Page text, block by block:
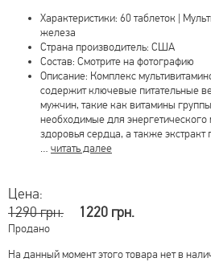
Характеристики: 60 таблеток |
железа
Страна производитель: США
Состав: Смотрите на фотографию
Описание: Комплекс
содержит ключевые питательные
мужчин, такие как витамины
необходимые для
здоровья сердца, а также экстракт
… читать далее
Цена:
1290 грн.
1220 грн.
Продано
На данный момент этого товара нет в